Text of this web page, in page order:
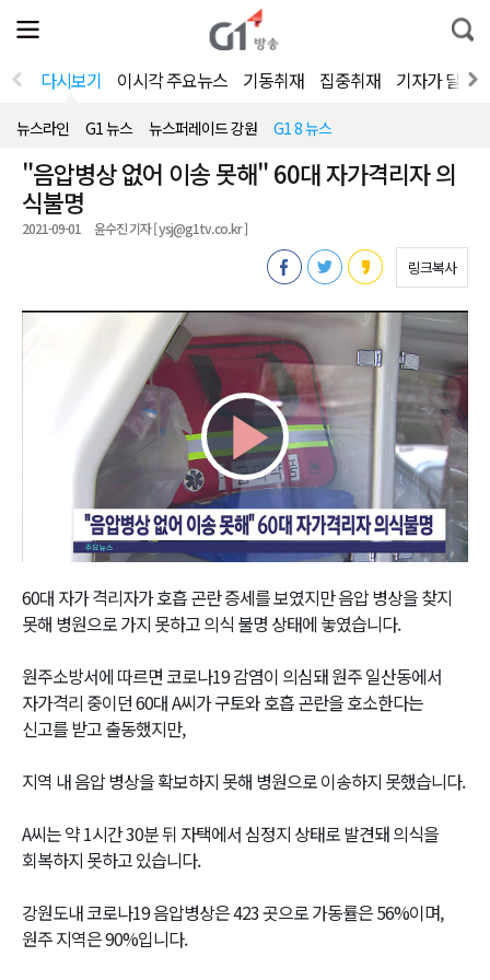
전
체
뉴
열
통
합
색
다시보기 이시각 주요뉴스 기동취재 집중취재 기자가 달려
뉴스라인 G1 뉴스 뉴스퍼레이드 강원 G1 8 뉴스
"음압병상 없어 이송 못해" 60대 자가격리자 의
식불명
2021-09-01 윤수진 기자 [ ysj@g1tv.co.kr ]
링크복사
Play
Video
60대 자가 격리자가 호흡 곤란 증세를 보였지만 음압 병상을 찾지
못해 병원으로 가지 못하고 의식 불명 상태에 놓였습니다.
원주소방서에 따르면 코로나19 감염이 의심돼 원주 일산동에서
자가격리 중이던 60대 A씨가 구토와 호흡 곤란을 호소한다는
신고를 받고 출동했지만,
지역 내 음압 병상을 확보하지 못해 병원으로 이송하지 못했습니다.
A씨는 약 1시간 30분 뒤 자택에서 심정지 상태로 발견돼 의식을
회복하지 못하고 있습니다.
강원도내 코로나19 음압병상은 423 곳으로 가동률은 56%이며,
원주 지역은 90%입니다.